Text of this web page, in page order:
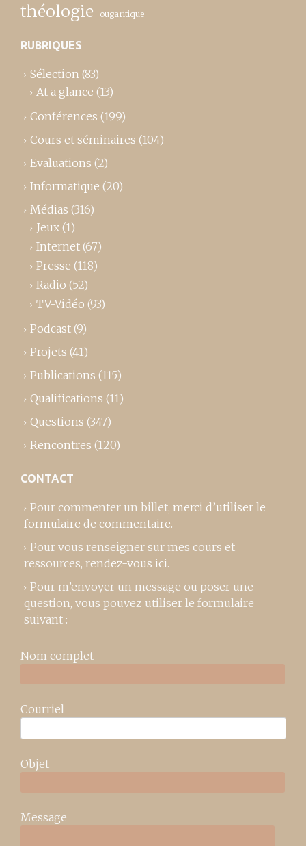
théologie ougaritique
RUBRIQUES
Sélection (83)
At a glance (13)
Conférences (199)
Cours et séminaires (104)
Evaluations (2)
Informatique (20)
Médias (316)
Jeux (1)
Internet (67)
Presse (118)
Radio (52)
TV-Vidéo (93)
Podcast (9)
Projets (41)
Publications (115)
Qualifications (11)
Questions (347)
Rencontres (120)
CONTACT
Pour commenter un billet, merci d’utiliser le
formulaire de commentaire.
Pour vous renseigner sur mes cours et
ressources, rendez-vous ici.
Pour m’envoyer un message ou poser une
question, vous pouvez utiliser le formulaire
suivant :
Nom complet
Courriel
Objet
Message